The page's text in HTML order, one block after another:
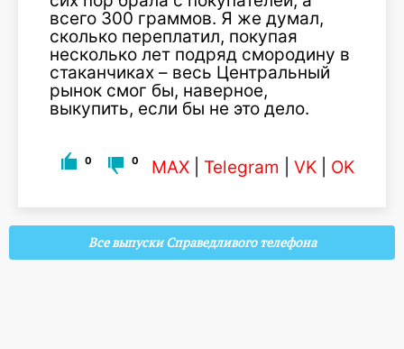
всего 300 граммов. Я же думал,
сколько переплатил, покупая
несколько лет подряд смородину в
стаканчиках – весь Центральный
рынок смог бы, наверное,
выкупить, если бы не это дело.
0 0 MAX Telegram VK OK
Все выпуски Справедливого телефона